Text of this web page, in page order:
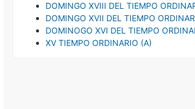
DOMINGO XVIII DEL TIEMPO
DOMINGO XVII DEL TIEMPO
DOMINOGO XVI DEL TIEMPO
XV TIEMPO ORDINARIO (A)